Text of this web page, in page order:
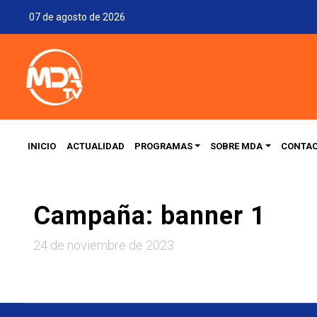
07 de agosto de 2026
INICIO ACTUALIDAD PROGRAMAS SOBRE MDA
Campaña: banner 1
24 de noviembre de 2023